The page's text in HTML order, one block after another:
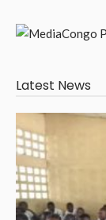
Latest News